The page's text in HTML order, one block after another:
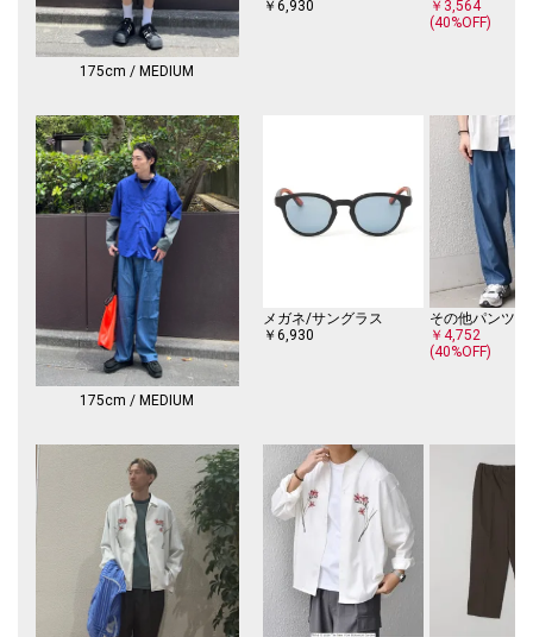
----------------------------
【注意事項】
※撮影環境による光の当たり具合やパソコン・スマートフォンなどの閲覧
環境によって、実際の色味と異なって見える場合があります。
商品の色味は商品単体で撮影した画像をご参照ください。
※画像の商品はサンプルです。
実際の商品と仕様、加工、サイズが若干異なる場合がございます。
175cm / MEDIUM
￥6,930
￥3,564
(40%OFF)
175cm / MEDIUM
メガネ/サングラス
￥6,930
その他パンツ
￥4,752
(40%OFF)